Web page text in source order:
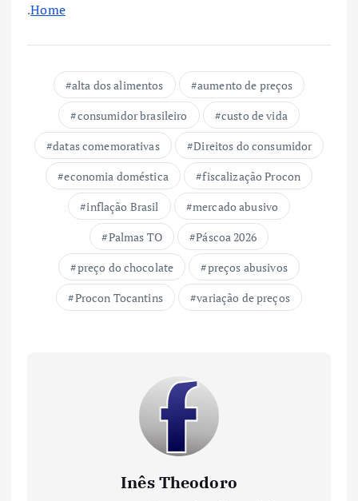
.Home
alta dos alimentos
aumento de preços
consumidor brasileiro
custo de vida
datas comemorativas
Direitos do consumidor
economia doméstica
fiscalização Procon
inflação Brasil
mercado abusivo
Palmas TO
Páscoa 2026
preço do chocolate
preços abusivos
Procon Tocantins
variação de preços
Inês Theodoro